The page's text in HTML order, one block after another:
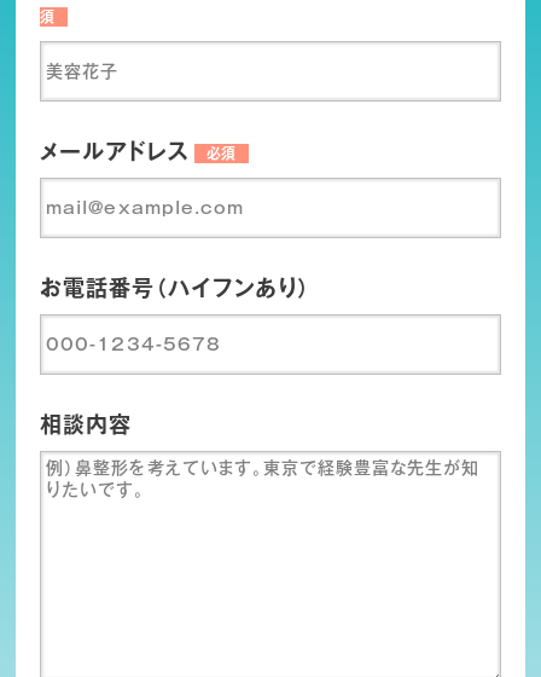
須
メールアドレス 必須
お電話番号（ハイフンあり）
相談内容